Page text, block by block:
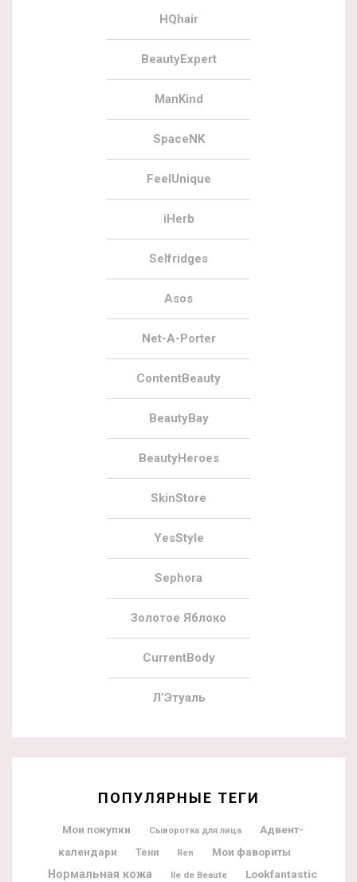
HQhair
BeautyExpert
ManKind
SpaceNK
FeelUnique
iHerb
Selfridges
Asos
Net-A-Porter
ContentBeauty
BeautyBay
BeautyHeroes
SkinStore
YesStyle
Sephora
Золотое Яблоко
CurrentBody
Л’Этуаль
ПОПУЛЯРНЫЕ ТЕГИ
Мои покупки Сыворотка для лица
Адвент-
календари
Тени Ren
Мои фавориты
Нормальная кожа
Ile de Beaute
Lookfantastic